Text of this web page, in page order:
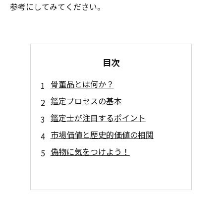
参考にしてみてください。
目次
骨董品とは何か？
鑑定プロセスの基本
鑑定士が注目するポイント
市場価値と歴史的価値の相関
偽物に気をつけよう！